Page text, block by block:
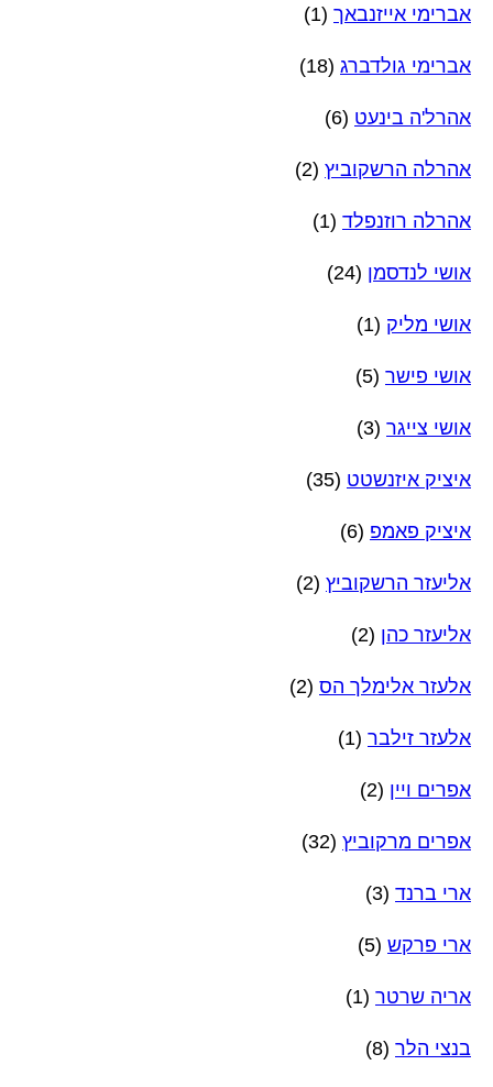
אברימי אייזנבאך (1)
אברימי גולדברג (18)
אהרל'ה בינעט (6)
אהרלה הרשקוביץ (2)
אהרלה רוזנפלד (1)
אושי לנדסמן (24)
אושי מליק (1)
אושי פישר (5)
אושי צייגר (3)
איציק איזנשטט (35)
איציק פאמפ (6)
אליעזר הרשקוביץ (2)
אליעזר כהן (2)
אלעזר אלימלך הס (2)
אלעזר זילבר (1)
אפרים ויין (2)
אפרים מרקוביץ (32)
ארי ברנד (3)
ארי פרקש (5)
אריה שרטר (1)
בנצי הלר (8)